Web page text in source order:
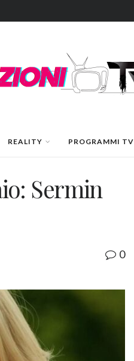
REALITY PROGRAMMI TV
Sermin
0